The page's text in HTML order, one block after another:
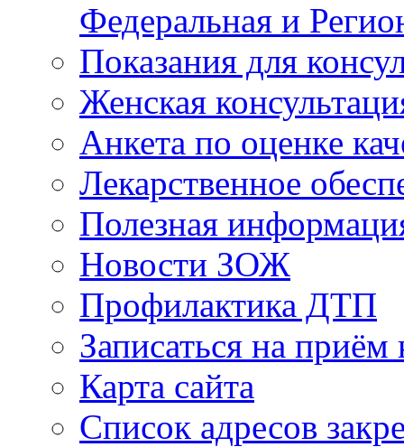
Федеральная и
Показания для
Женская
Анкета по оценке
Лекарственное
Полезная
Новости ЗОЖ
Профилактика ДТП
Записаться на приём
Карта сайта
Список адресов